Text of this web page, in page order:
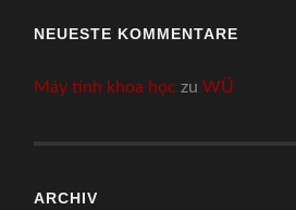
NEUESTE KOMMENTARE
Máy tính khoa học zuWÜ
ARCHIV